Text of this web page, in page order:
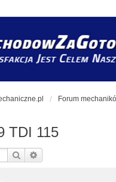
Forum
TDI 115
Szukaj